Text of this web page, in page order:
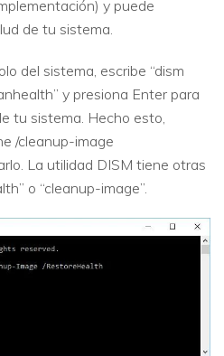
y puede
de tu sistema.
del sistema, escribe “dism
y presiona Enter para
tu sistema. Hecho esto,
/cleanup-image
La utilidad DISM tiene otras
o “cleanup-image”.